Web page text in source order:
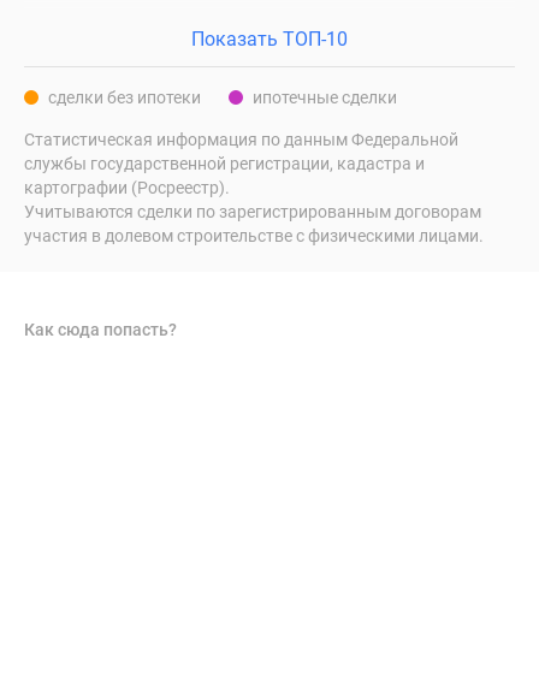
акции
Макс
Показать ТОП-10
сделки без ипотеки ипотечные сделки
Статистическая информация по данным Федеральной
службы государственной регистрации, кадастра и
картографии (Росреестр).
Учитываются сделки по зарегистрированным договорам
участия в долевом строительстве с физическими лицами.
Как сюда попасть?